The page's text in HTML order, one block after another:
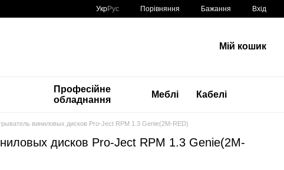
УкрРус Порівняння Бажання Вхід
Мій кошик
Професійне
обладнання
Меблі Кабелі
виниловых дисков Pro-Ject RPM 1.3 Genie(2M-RED)
дисков Pro-Ject RPM 1.3 Genie(2M-